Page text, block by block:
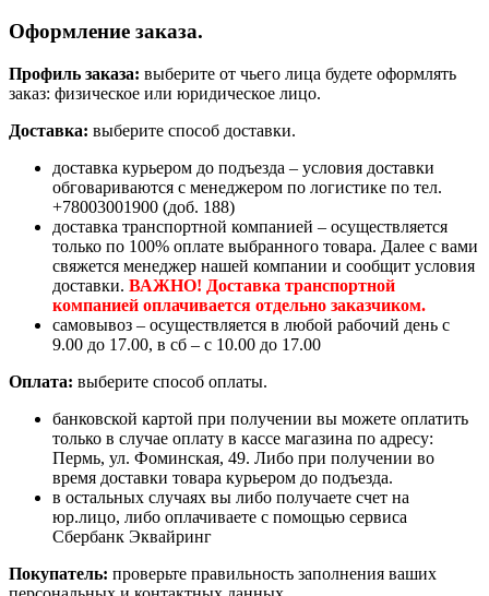
Оформление заказа.
Профиль заказа: выберите от чьего лица будете оформлять
заказ: физическое или юридическое лицо.
Доставка: выберите способ доставки.
доставка курьером до подъезда – условия доставки
обговариваются с менеджером по логистике по тел.
+78003001900 (доб. 188)
доставка транспортной компанией – осуществляется
только по 100% оплате выбранного товара. Далее с вами
свяжется менеджер нашей компании и сообщит условия
доставки. ВАЖНО! Доставка транспортной
компанией оплачивается отдельно заказчиком.
самовывоз – осуществляется в любой рабочий день с
9.00 до 17.00, в сб – с 10.00 до 17.00
Оплата: выберите способ оплаты.
банковской картой при получении вы можете оплатить
только в случае оплату в кассе магазина по адресу:
Пермь, ул. Фоминская, 49. Либо при получении во
время доставки товара курьером до подъезда.
в остальных случаях вы либо получаете счет на
юр.лицо, либо оплачиваете с помощью сервиса
Сбербанк Эквайринг
Покупатель: проверьте правильность заполнения ваших